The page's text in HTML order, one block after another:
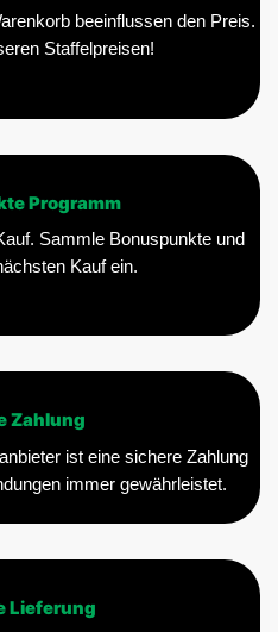
beeinflussen den Preis.
Staffelpreisen!
Programm
Sammle Bonuspunkte und
Kauf ein.
Zahlung
ist eine sichere Zahlung
immer gewährleistet.
Lieferung